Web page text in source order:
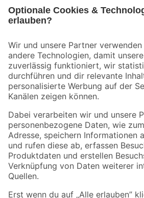
Der toom Newsletter: Keine Angebote und
Zur Newsletter Anmeldung
Folge uns
Zahlungsarten
Sicher einkaufen